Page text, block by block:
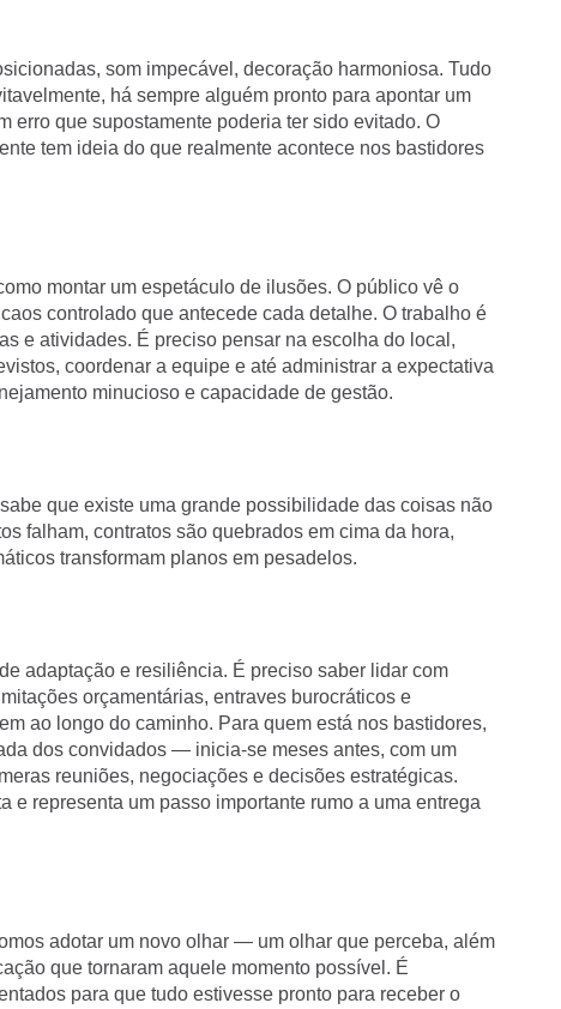
som impecável, decoração harmoniosa. Tudo
há sempre alguém pronto para apontar um
erro que supostamente poderia ter sido evitado. O
tem ideia do que realmente acontece nos bastidores
montar um espetáculo de ilusões. O público vê o
controlado que antecede cada detalhe. O trabalho é
e atividades. É preciso pensar na escolha do local,
coordenar a equipe e até administrar a expectativa
minucioso e capacidade de gestão.
que existe uma grande possibilidade das coisas não
falham, contratos são quebrados em cima da hora,
transformam planos em pesadelos.
adaptação e resiliência. É preciso saber lidar com
orçamentárias, entraves burocráticos e
ao longo do caminho. Para quem está nos bastidores,
dos convidados — inicia-se meses antes, com um
reuniões, negociações e decisões estratégicas.
e representa um passo importante rumo a uma entrega
adotar um novo olhar — um olhar que perceba, além
que tornaram aquele momento possível. É
para que tudo estivesse pronto para receber o